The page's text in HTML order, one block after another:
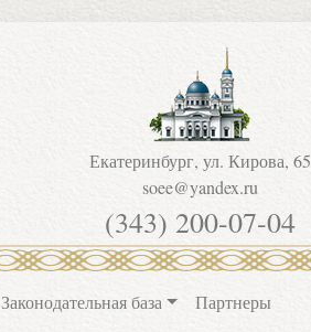
Екатеринбург, ул. Кирова, 65
soee@yandex.ru
(343) 200-07-04
Законодательная база Партнеры